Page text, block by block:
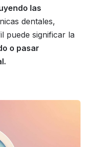
las
dentales,
puede significar la
o pasar